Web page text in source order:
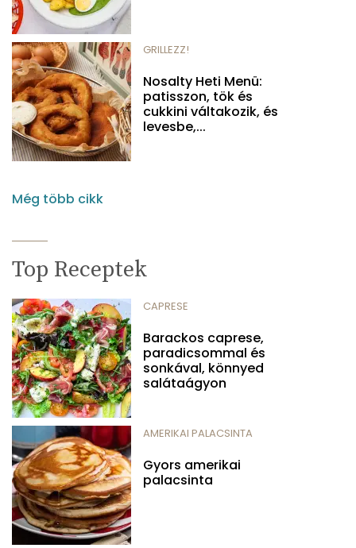
GRILLEZZ!
Nosalty Heti Menü:
patisszon, tök és
cukkini váltakozik, és
levesbe,...
Még több cikk
Top Receptek
CAPRESE
Barackos caprese,
paradicsommal és
sonkával, könnyed
salátaágyon
AMERIKAI PALACSINTA
Gyors amerikai
palacsinta